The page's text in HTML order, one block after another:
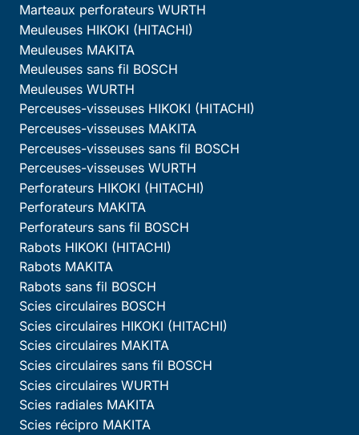
Marteaux perforateurs WURTH
Meuleuses HIKOKI (HITACHI)
Meuleuses MAKITA
Meuleuses sans fil BOSCH
Meuleuses WURTH
Perceuses-visseuses HIKOKI (HITACHI)
Perceuses-visseuses MAKITA
Perceuses-visseuses sans fil BOSCH
Perceuses-visseuses WURTH
Perforateurs HIKOKI (HITACHI)
Perforateurs MAKITA
Perforateurs sans fil BOSCH
Rabots HIKOKI (HITACHI)
Rabots MAKITA
Rabots sans fil BOSCH
Scies circulaires BOSCH
Scies circulaires HIKOKI (HITACHI)
Scies circulaires MAKITA
Scies circulaires sans fil BOSCH
Scies circulaires WURTH
Scies radiales MAKITA
Scies récipro MAKITA